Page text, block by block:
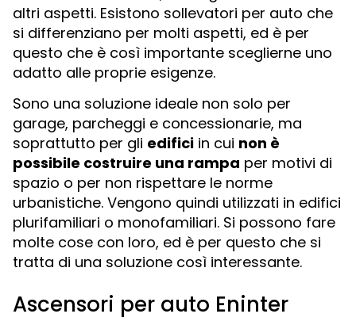
altri aspetti. Esistono sollevatori per auto che
si differenziano per molti aspetti, ed è per
questo che è così importante sceglierne uno
adatto alle proprie esigenze.
Sono una soluzione ideale non solo per
garage, parcheggi e concessionarie, ma
soprattutto per gli edifici in cui non è
possibile costruire una rampa per motivi di
spazio o per non rispettare le norme
urbanistiche. Vengono quindi utilizzati in edifici
plurifamiliari o monofamiliari. Si possono fare
molte cose con loro, ed è per questo che si
tratta di una soluzione così interessante.
Ascensori per auto Eninter